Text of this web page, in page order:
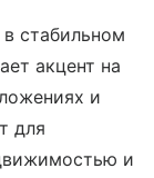
стабильном
акцент на
и
для
и